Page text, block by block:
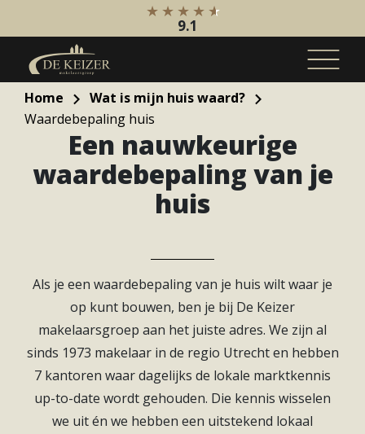
Koopaanbod
Bestaande bouw
Internationaal
Bestaande bouw
Internationaal
Nieuwbouw
Bedrijfsaanbod
Diensten
Kopen
9.1
Home
Wat is mijn huis waard?
Waardebepaling huis
Een nauwkeurige
waardebepaling van je
huis
Als je een waardebepaling van je huis wilt waar je
op kunt bouwen, ben je bij De Keizer
makelaarsgroep aan het juiste adres. We zijn al
sinds 1973 makelaar in de regio Utrecht en hebben
7 kantoren waar dagelijks de lokale marktkennis
up-to-date wordt gehouden. Die kennis wisselen
we uit én we hebben een uitstekend lokaal